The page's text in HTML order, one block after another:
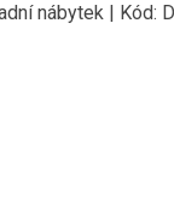
nábytek | Kód: